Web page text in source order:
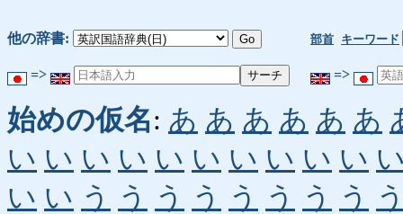
他の辞書: 部首 キーワード
=> =>
始めの仮名: あ あ あ あ あ あ
い い い い い い い い い い
い い う う う う う う う う